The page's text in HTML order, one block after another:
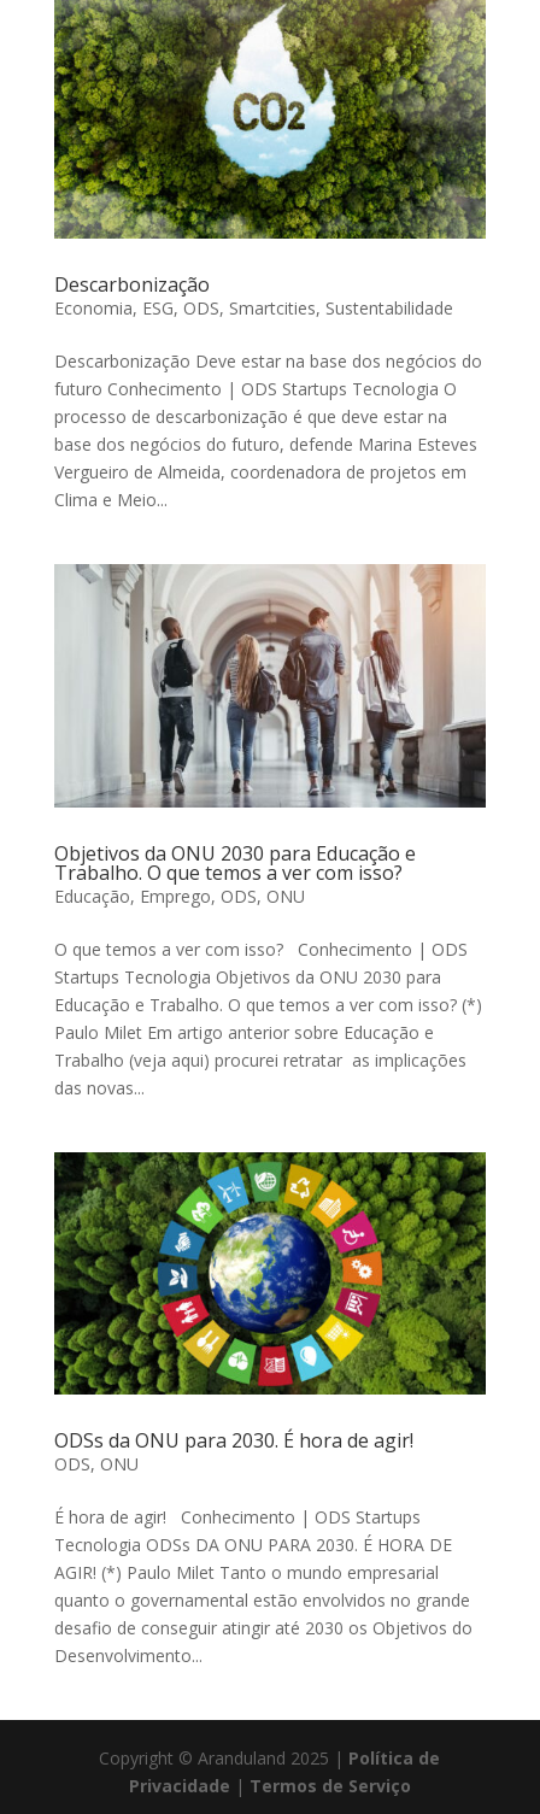
Descarbonização
Economia, ESG, ODS, Smartcities, Sustentabilidade
Descarbonização Deve estar na base dos negócios do
futuro Conhecimento | ODS Startups Tecnologia O
processo de descarbonização é que deve estar na
base dos negócios do futuro, defende Marina Esteves
Vergueiro de Almeida, coordenadora de projetos em
Clima e Meio...
Objetivos da ONU 2030 para Educação e
Trabalho. O que temos a ver com isso?
Educação, Emprego, ODS, ONU
O que temos a ver com isso? Conhecimento | ODS
Startups Tecnologia Objetivos da ONU 2030 para
Educação e Trabalho. O que temos a ver com isso? (*)
Paulo Milet Em artigo anterior sobre Educação e
Trabalho (veja aqui) procurei retratar as implicações
das novas...
ODSs da ONU para 2030. É hora de agir!
ODS, ONU
É hora de agir! Conhecimento | ODS Startups
Tecnologia ODSs DA ONU PARA 2030. É HORA DE
AGIR! (*) Paulo Milet Tanto o mundo empresarial
quanto o governamental estão envolvidos no grande
desafio de conseguir atingir até 2030 os Objetivos do
Desenvolvimento...
Copyright © Aranduland 2025 | Política de
Privacidade | Termos de Serviço